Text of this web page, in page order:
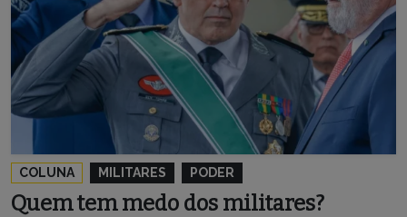
COLUNA MILITARES PODER
Quem tem medo dos militares?